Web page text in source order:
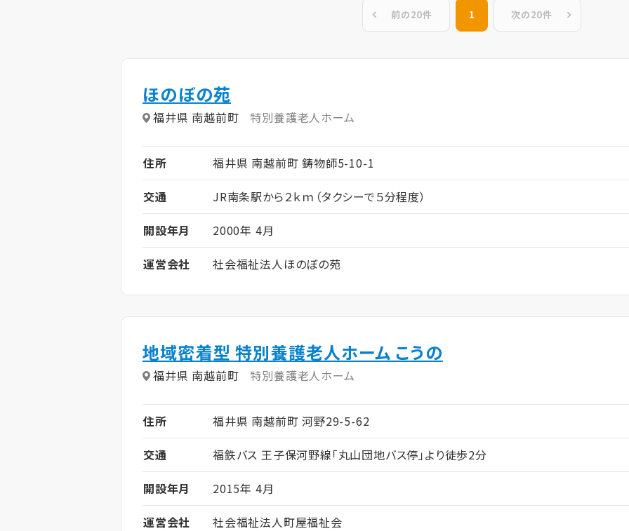
前の20件 1 次の20件
ほのぼの苑
福井県 南越前町 特別養護老人ホーム
住所
福井県 南越前町 鋳物師5-10-1
交通
JR南条駅から２ｋｍ（タクシーで５分程度）
開設年月
2000年 4月
運営会社
社会福祉法人ほのぼの苑
地域密着型 特別養護老人ホーム こうの
福井県 南越前町 特別養護老人ホーム
住所
福井県 南越前町 河野29-5-62
交通
福鉄バス 王子保河野線「丸山団地バス停」より徒歩2分
開設年月
2015年 4月
運営会社
社会福祉法人町屋福祉会